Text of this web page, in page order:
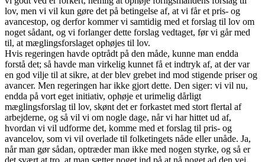
lov, men vi vil kun gøre det på betingelse af, at vi får et pris- og
avancestop, og derfor kommer vi samtidig med et forslag til lov om
noget sådant, og vi forlanger dette forslag vedtaget, før vi går med
til, at mæglingsforslaget ophøjes til lov.
Hvis regeringen havde optrådt på den måde, kunne man endda
forstå det; så havde man virkelig kunnet få et indtryk af, at der var
en god vilje til at sikre, at der blev grebet ind mod stigende priser og
avancer. Men regeringen har ikke gjort dette. Den siger: vi vil nu,
endda på vort eget initiativ, ophøje et urimelig dårligt
mæglingsforslag til lov, skønt det er forkastet med stort flertal af
arbejderne, og så vil vi om nogle dage, når vi har hittet ud af,
hvordan vi vil udforme det, komme med et forslag til pris- og
avancelov, som vi vil overlade til folketingets nåde eller unåde. Ja,
når man gør sådan, optræder man ikke med nogen styrke, og så er
det svært at tro, at man sætter noget ind på at nå noget ad den vej.